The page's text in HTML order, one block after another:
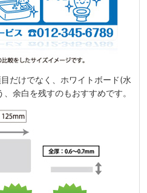
だけでなく、ホワイトボード(水
余白を残すのもおすすめです。